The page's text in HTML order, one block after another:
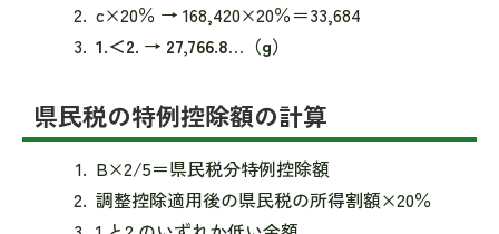
c×20％ → 168,420×20％＝33,684
1.＜2. → 27,766.8…（g）
県民税の特例控除額の計算
B×2/5＝県民税分特例控除額
調整控除適用後の県民税の所得割額×20％